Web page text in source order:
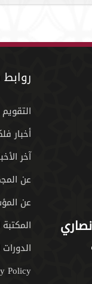
أخبار
آخر
عن
عن
الدورات
Policy